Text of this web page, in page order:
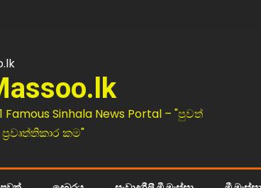
Famous Sinhala News Portal – "පුවත්
කම"